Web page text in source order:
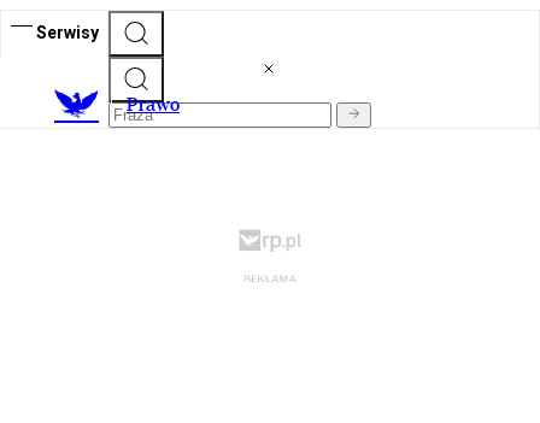
Serwisy
Prawo